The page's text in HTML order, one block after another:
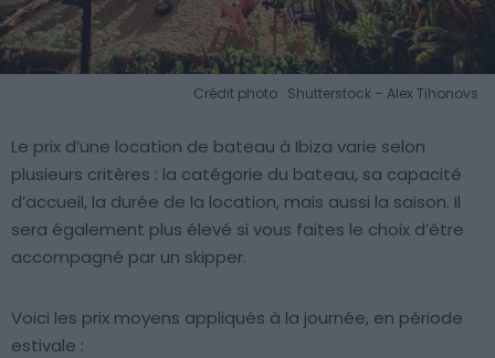
Crédit photo : Shutterstock – Alex Tihonovs
Le prix d’une location de bateau à Ibiza varie selon
plusieurs critères : la catégorie du bateau, sa capacité
d’accueil, la durée de la location, mais aussi la saison. Il
sera également plus élevé si vous faites le choix d’être
accompagné par un skipper.
Voici les prix moyens appliqués à la journée, en période
estivale :